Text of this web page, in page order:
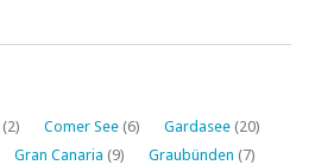
(2) Comer See (6) Gardasee (20)
Gran Canaria (9) Graubünden (7)